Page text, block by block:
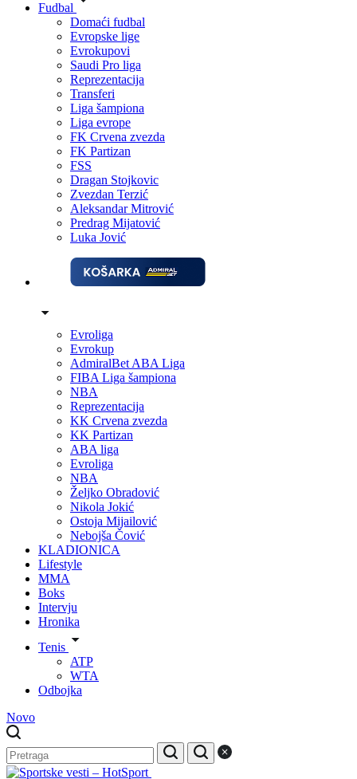
Fudbal
Domaći fudbal
Evropske lige
Evrokupovi
Saudi Pro liga
Reprezentacija
Transferi
Liga šampiona
Liga evrope
FK Crvena zvezda
FK Partizan
FSS
Dragan Stojkovic
Zvezdan Terzić
Aleksandar Mitrović
Predrag Mijatović
Luka Jović
Evroliga
Evrokup
AdmiralBet ABA Liga
FIBA Liga šampiona
NBA
Reprezentacija
KK Crvena zvezda
KK Partizan
ABA liga
Evroliga
NBA
Željko Obradović
Nikola Jokić
Ostoja Mijailović
Nebojša Čović
KLADIONICA
Lifestyle
MMA
Boks
Intervju
Hronika
Tenis
ATP
WTA
Odbojka
Novo